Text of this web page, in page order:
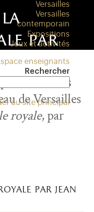
Versailles
Versailles
contemporain
Expositions
Jeux et activités
enseignants
Rechercher
au site principal
par
d’un des
de Versailles
royale, par
par jean